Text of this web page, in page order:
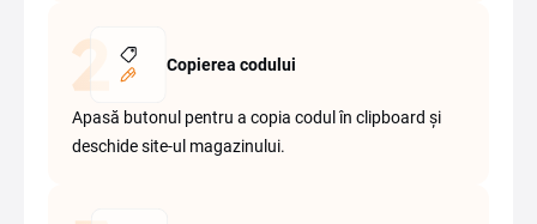
Copierea codului
Apasă butonul pentru a copia codul în clipboard și
deschide site-ul magazinului.